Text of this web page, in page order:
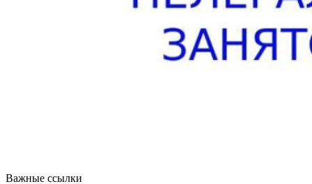
Важные ссылки